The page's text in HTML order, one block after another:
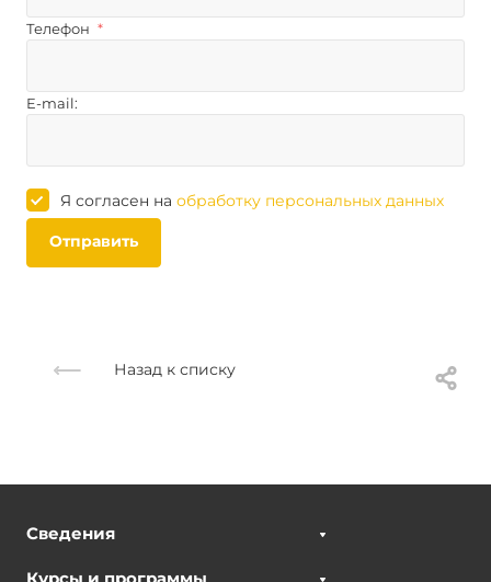
Телефон *
E-mail:
Я согласен на обработку персональных данных
Отправить
Назад к списку
Сведения